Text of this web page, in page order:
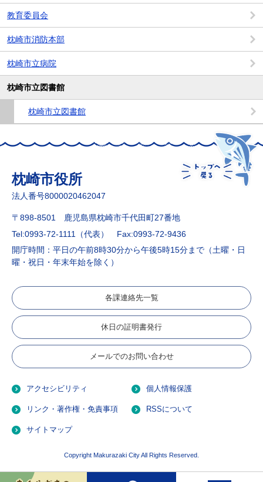
教育委員会
枕崎市消防本部
枕崎市立病院
枕崎市立図書館
枕崎市立図書館
枕崎市役所
法人番号8000020462047
〒898-8501 鹿児島県枕崎市千代田町27番地
Tel:0993-72-1111（代表）
Fax:0993-72-9436
開庁時間：平日の午前8時30分から午後5時15分まで（土曜・日
曜・祝日・年末年始を除く）
各課連絡先一覧
休日の証明書発行
メールでのお問い合わせ
アクセシビリティ 個人情報保護
リンク・著作権・免責事項 RSSについて
サイトマップ
Copyright Makurazaki City All Rights Reserved.